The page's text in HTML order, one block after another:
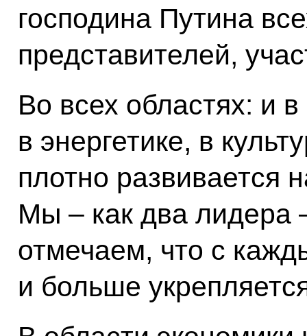
господина Путина
представителей,
Во всех областях: и
в энергетике, в
плотно развивается
Мы – как два лидера
отмечаем, что с
и больше